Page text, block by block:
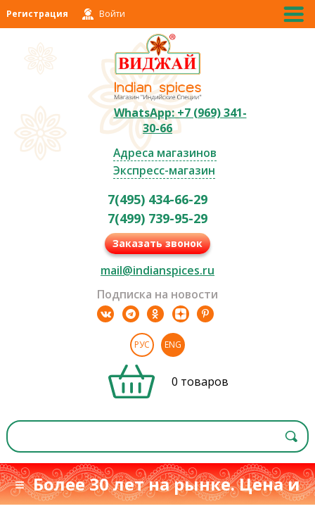
Регистрация Войти
WhatsApp: +7 (969) 341-
30-66
Адреса магазинов
Экспресс-магазин
7(495) 434-66-29
7(499) 739-95-29
Заказать звонок
mail@indianspices.ru
Подписка на новости
РУС ENG
0 товаров
≡ Более 30 лет на рынке. Цена и